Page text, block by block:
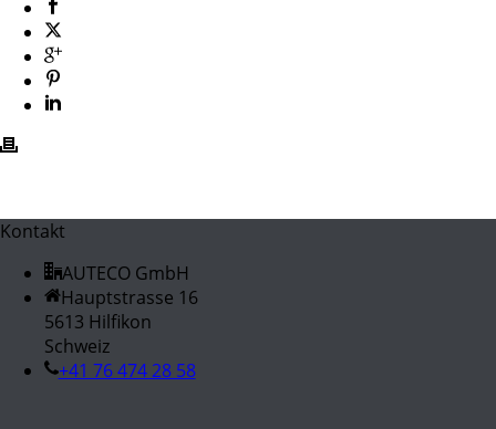
Kontakt
AUTECO GmbH
Hauptstrasse 16
5613 Hilfikon
Schweiz
+41 76 474 28 58